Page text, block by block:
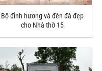
Bộ đỉnh hương và đèn đá đẹp
cho Nhà thờ 15